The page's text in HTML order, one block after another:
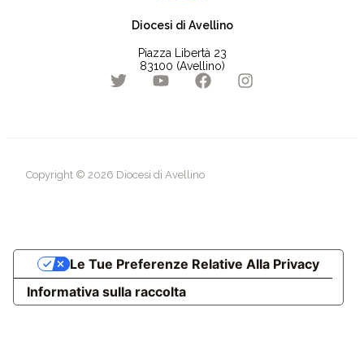
Diocesi di Avellino
Piazza Libertà 23
83100 (Avellino)
Copyright © 2026 Diocesi di Avellino
Informativa sulla raccolta
Le Tue Preferenze Relative Alla Privacy